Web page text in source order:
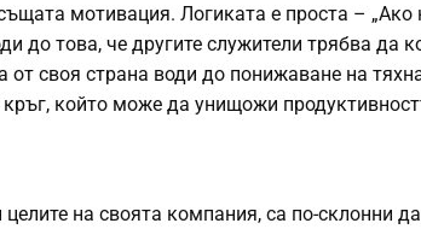
мотивация. Логиката е проста –
до това, че другите служители трябва да
от своя страна води до понижаване на
който може да унищожи
на своята компания, са по-склонни